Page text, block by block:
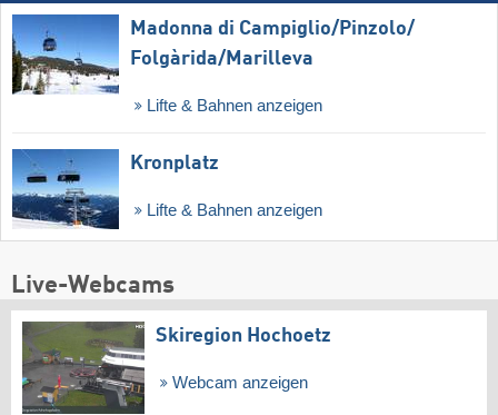
Madonna di Campiglio/​Pinzolo/​
Folgàrida/​Marilleva
Lifte & Bahnen anzeigen
Kronplatz
Lifte & Bahnen anzeigen
Live-Webcams
Skiregion Hochoetz
Webcam anzeigen